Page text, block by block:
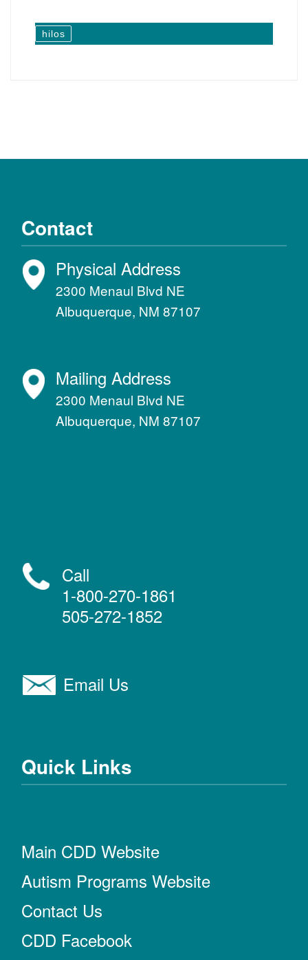
hilos
Contact
Physical Address
2300 Menaul Blvd NE
Albuquerque, NM 87107
Mailing Address
2300 Menaul Blvd NE
Albuquerque, NM 87107
Call
1-800-270-1861
505-272-1852
Email Us
Quick Links
Main CDD Website
Autism Programs Website
Contact Us
CDD Facebook